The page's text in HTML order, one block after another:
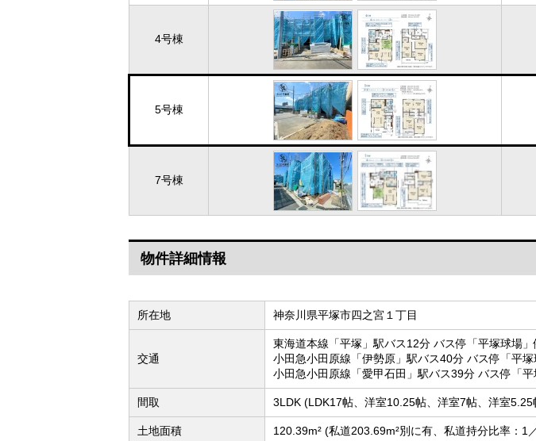
4号棟
5号棟
7号棟
物件詳細情報
所在地 神奈川県平塚市四之宮１丁目
交通
東海道本線「平塚」駅バス12分 バス停「平塚球場
小田急小田原線「伊勢原」駅バス40分 バス停「平
小田急小田原線「愛甲石田」駅バス39分 バス停「
間取 3LDK (LDK17帖、洋室10.25帖、洋室7帖、洋室5.25
土地面積 120.39m² (私道203.69m²別に有、私道持分比率：1